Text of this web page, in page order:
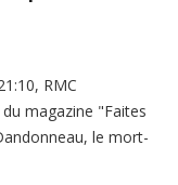
RMC
magazine "Faites
le mort-